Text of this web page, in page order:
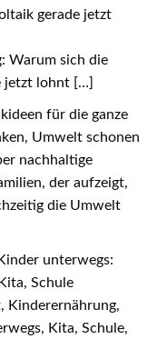
gerade jetzt
Warum sich die
jetzt lohnt[…]
für die ganze
Umwelt schonen
nachhaltige
der aufzeigt,
die Umwelt
unterwegs:
Schule
Kinderernährung,
Kita, Schule,